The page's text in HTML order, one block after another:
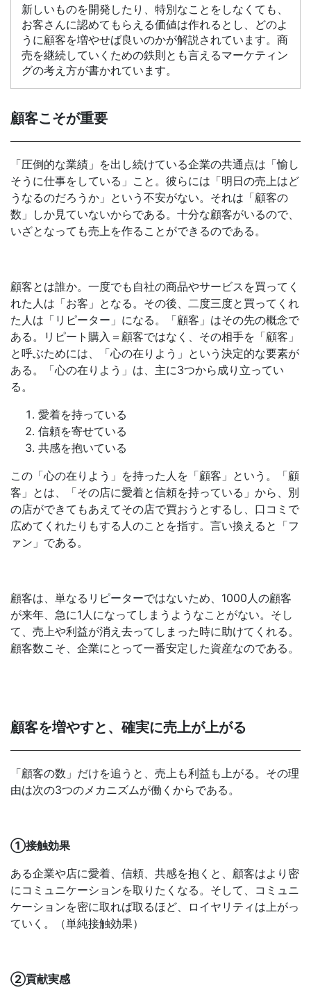
新しいものを開発したり、特別なことをしなくても、
お客さんに認めてもらえる価値は作れるとし、どのよ
うに顧客を増やせば良いのかが解説されています。商
売を継続していくための鉄則とも言えるマーケティン
グの考え方が書かれています。
顧客こそが重要
「圧倒的な業績」を出し続けている企業の共通点は「愉し
そうに仕事をしている」こと。彼らには「明日の売上はど
うなるのだろうか」という不安がない。それは「顧客の
数」しか見ていないからである。十分な顧客がいるので、
いざとなっても売上を作ることができるのである。
顧客とは誰か。一度でも自社の商品やサービスを買ってく
れた人は「お客」となる。その後、二度三度と買ってくれ
た人は「リピーター」になる。「顧客」はその先の概念で
ある。リピート購入＝顧客ではなく、その相手を「顧客」
と呼ぶためには、「心の在りよう」という決定的な要素が
ある。「心の在りよう」は、主に3つから成り立ってい
る。
愛着を持っている
信頼を寄せている
共感を抱いている
この「心の在りよう」を持った人を「顧客」という。「顧
客」とは、「その店に愛着と信頼を持っている」から、別
の店ができてもあえてその店で買おうとするし、口コミで
広めてくれたりもする人のことを指す。言い換えると「フ
ァン」である。
顧客は、単なるリピーターではないため、1000人の顧客
が来年、急に1人になってしまうようなことがない。そし
て、売上や利益が消え去ってしまった時に助けてくれる。
顧客数こそ、企業にとって一番安定した資産なのである。
顧客を増やすと、確実に売上が上がる
「顧客の数」だけを追うと、売上も利益も上がる。その理
由は次の3つのメカニズムが働くからである。
①接触効果
ある企業や店に愛着、信頼、共感を抱くと、顧客はより密
にコミュニケーションを取りたくなる。そして、コミュニ
ケーションを密に取れば取るほど、ロイヤリティは上がっ
ていく。（単純接触効果）
②貢献実感